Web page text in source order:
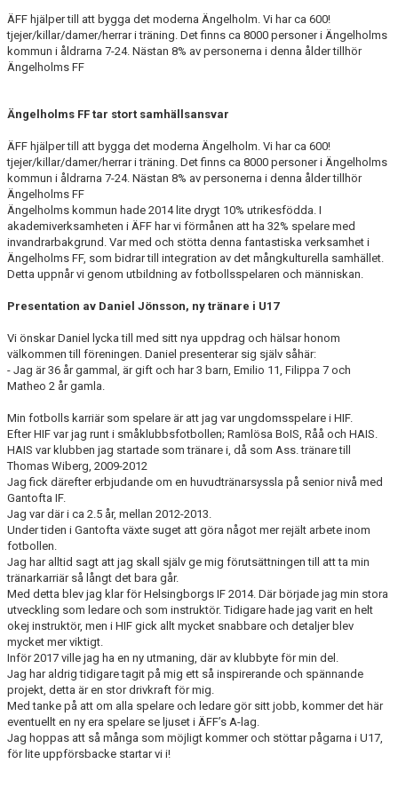
MEDLEMS OCH TRÄNINGSAVGIFTER
ÄFF hjälper till att bygga det moderna Ängelholm. Vi har ca 600!
tjejer/killar/damer/herrar i träning. Det finns ca 8000 personer i Ängelholms
kommun i åldrarna 7-24. Nästan 8% av personerna i denna ålder tillhör
Ängelholms FF
Ängelholms FF tar stort samhällsansvar
ÄFF hjälper till att bygga det moderna Ängelholm. Vi har ca 600!
tjejer/killar/damer/herrar i träning. Det finns ca 8000 personer i Ängelholms
kommun i åldrarna 7-24. Nästan 8% av personerna i denna ålder tillhör
Ängelholms FF
Ängelholms kommun hade 2014 lite drygt 10% utrikesfödda. I
akademiverksamheten i ÄFF har vi förmånen att ha 32% spelare med
invandrarbakgrund. Var med och stötta denna fantastiska verksamhet i
Ängelholms FF, som bidrar till integration av det mångkulturella samhället.
Detta uppnår vi genom utbildning av fotbollsspelaren och människan.
Presentation av Daniel Jönsson, ny tränare i U17
Vi önskar Daniel lycka till med sitt nya uppdrag och hälsar honom
välkommen till föreningen. Daniel presenterar sig själv såhär:
- Jag är 36 år gammal, är gift och har 3 barn, Emilio 11, Filippa 7 och
Matheo 2 år gamla.
Min fotbolls karriär som spelare är att jag var ungdomsspelare i HIF.
Efter HIF var jag runt i småklubbsfotbollen; Ramlösa BoIS, Råå och HAIS.
HAIS var klubben jag startade som tränare i, då som Ass. tränare till
Thomas Wiberg, 2009-2012
Jag fick därefter erbjudande om en huvudtränarsyssla på senior nivå med
Gantofta IF.
Jag var där i ca 2.5 år, mellan 2012-2013.
Under tiden i Gantofta växte suget att göra något mer rejält arbete inom
fotbollen.
Jag har alltid sagt att jag skall själv ge mig förutsättningen till att ta min
tränarkarriär så långt det bara går.
Med detta blev jag klar för Helsingborgs IF 2014. Där började jag min stora
utveckling som ledare och som instruktör. Tidigare hade jag varit en helt
okej instruktör, men i HIF gick allt mycket snabbare och detaljer blev
mycket mer viktigt.
Inför 2017 ville jag ha en ny utmaning, där av klubbyte för min del.
Jag har aldrig tidigare tagit på mig ett så inspirerande och spännande
projekt, detta är en stor drivkraft för mig.
Med tanke på att om alla spelare och ledare gör sitt jobb, kommer det här
eventuellt en ny era spelare se ljuset i ÄFF’s A-lag.
Jag hoppas att så många som möjligt kommer och stöttar pågarna i U17,
för lite uppförsbacke startar vi i!